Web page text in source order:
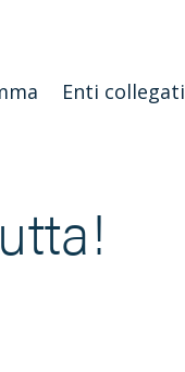
Enti collegati